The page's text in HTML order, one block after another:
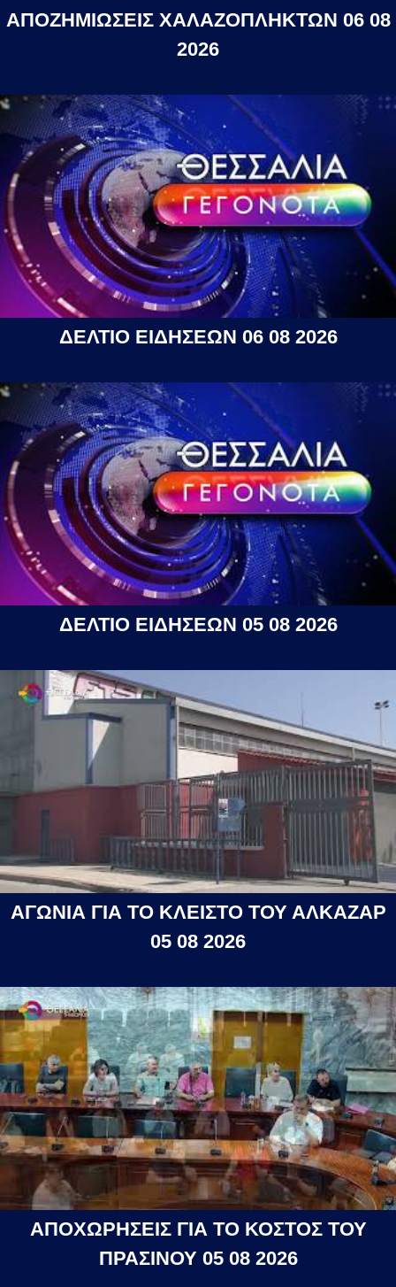
ΑΠΟΖΗΜΙΩΣΕΙΣ ΧΑΛΑΖΟΠΛΗΚΤΩΝ 06 08
2026
ΔΕΛΤΙΟ ΕΙΔΗΣΕΩΝ 06 08 2026
ΔΕΛΤΙΟ ΕΙΔΗΣΕΩΝ 05 08 2026
ΑΓΩΝΙΑ ΓΙΑ ΤΟ ΚΛΕΙΣΤΟ ΤΟΥ ΑΛΚΑΖΑΡ
05 08 2026
ΑΠΟΧΩΡΗΣΕΙΣ ΓΙΑ ΤΟ ΚΟΣΤΟΣ ΤΟΥ
ΠΡΑΣΙΝΟΥ 05 08 2026